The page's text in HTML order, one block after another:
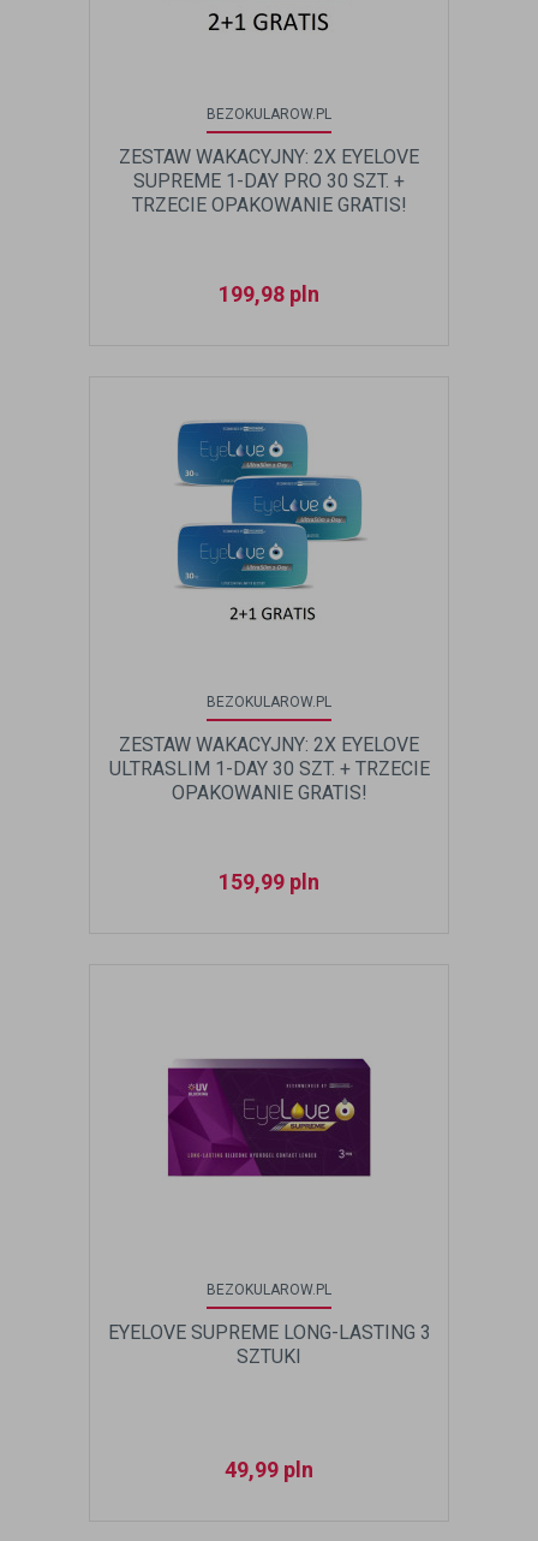
BEZOKULAROW.PL
ZESTAW WAKACYJNY: 2X EYELOVE
SUPREME 1-DAY PRO 30 SZT. +
TRZECIE OPAKOWANIE GRATIS!
199,98 pln
BEZOKULAROW.PL
ZESTAW WAKACYJNY: 2X EYELOVE
ULTRASLIM 1-DAY 30 SZT. + TRZECIE
OPAKOWANIE GRATIS!
159,99 pln
BEZOKULAROW.PL
EYELOVE SUPREME LONG-LASTING 3
SZTUKI
49,99 pln